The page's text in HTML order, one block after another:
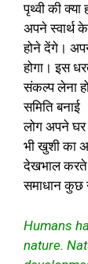
पृथ्वी की
अपने स्वार्थ
होने देंगे।
होगा। इस
संकल्प लेना
समिति बनाई
लोग अपने
भी खुशी का
देखभाल करते
समाधान कुछ
Humans
nature.